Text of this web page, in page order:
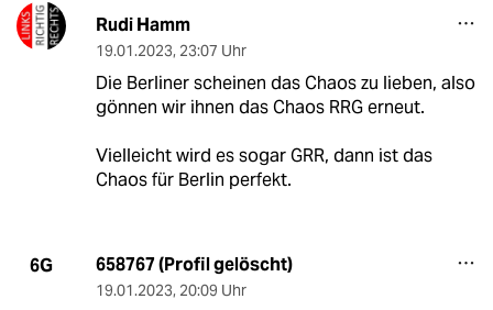
Rudi Hamm
19.01.2023, 23:07 Uhr
Die Berliner scheinen das Chaos zu lieben, also
gönnen wir ihnen das Chaos RRG erneut.
Vielleicht wird es sogar GRR, dann ist das
Chaos für Berlin perfekt.
6G 658767 (Profil gelöscht)
19.01.2023, 20:09 Uhr